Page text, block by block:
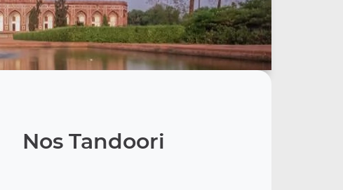
Nos Tandoori